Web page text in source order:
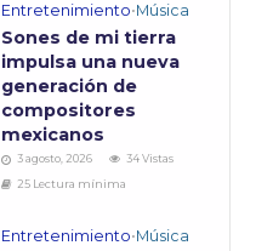
Entretenimiento•Música
Sones de mi tierra
impulsa una nueva
generación de
compositores
mexicanos
3 agosto, 2026
34 Vistas
25 Lectura mínima
Entretenimiento•Música